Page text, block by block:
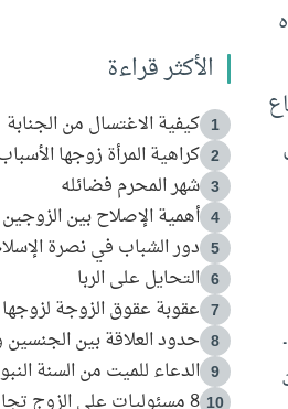
الأكثر قراءة
1 كيفية الاغتسال من الجنابة
2 كراهية المرأة زوجها
3 شهر المحرم فضائله
4 أهمية الإصلاح بين
5 دور الشباب في نصرة
6 التحايل على الربا
7 عقوبة عقوق الزوجة لزوجها
8 حدود العلاقة بين
9 الدعاء للميت من السنة
10 8 مسئوليات على الزوج تجاه زوجته